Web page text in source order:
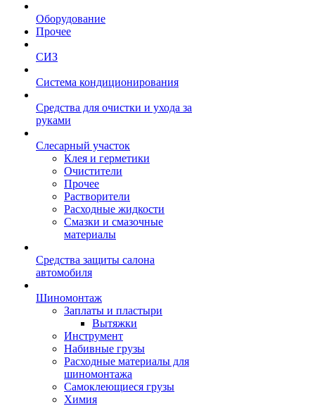
Оборудование
Прочее
СИЗ
Система кондиционирования
Средства для очистки и ухода за
руками
Слесарный участок
Клея и герметики
Очистители
Прочее
Растворители
Расходные жидкости
Смазки и смазочные
материалы
Средства защиты салона
автомобиля
Шиномонтаж
Заплаты и пластыри
Вытяжки
Инструмент
Набивные грузы
Расходные материалы для
шиномонтажа
Самоклеющиеся грузы
Химия